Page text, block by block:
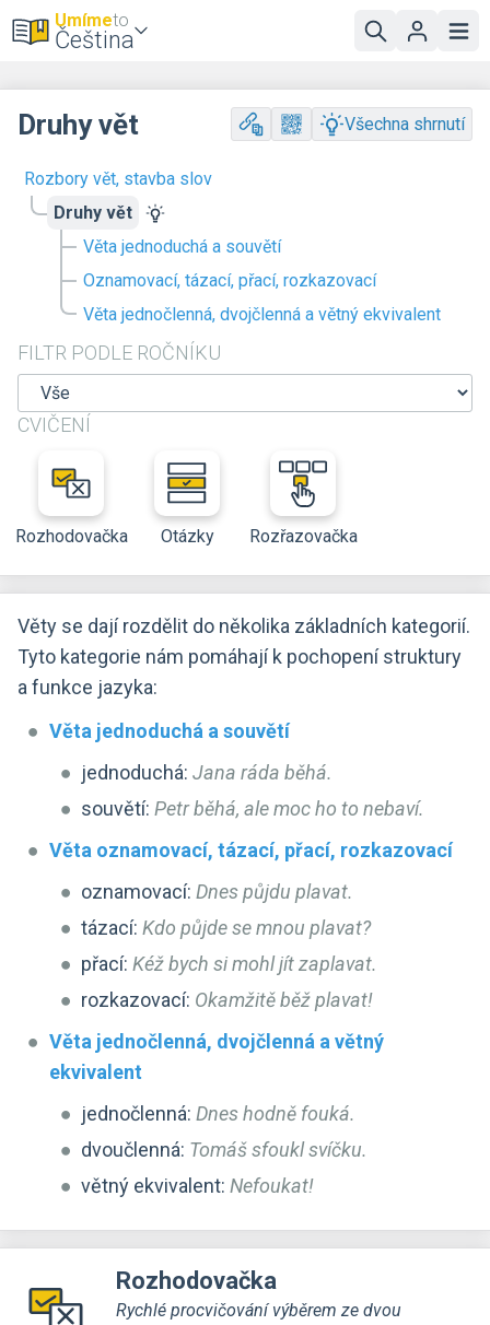
Umímeto
Čeština
Rozbory vět, stavba slov
Druhy vět
Věta jednoduchá a souvětí
Oznamovací, tázací, přací, rozkazovací
Věta jednočlenná, dvojčlenná a větný ekvivalent
FILTR PODLE ROČNÍKU
CVIČENÍ
Rozhodovačka Otázky Rozřazovačka
Druhy vět Všechna shrnutí
Věty se dají rozdělit do několika základních kategorií.
Tyto kategorie nám pomáhají k pochopení struktury
a funkce jazyka:
Věta jednoduchá a souvětí
jednoduchá:Jana ráda běhá.
souvětí:Petr běhá, ale moc ho to nebaví.
Věta oznamovací, tázací, přací, rozkazovací
oznamovací:Dnes půjdu plavat.
tázací:Kdo půjde se mnou plavat?
přací:Kéž bych si mohl jít zaplavat.
rozkazovací: Okamžitě běž plavat!
Věta jednočlenná, dvojčlenná a větný
ekvivalent
jednočlenná:Dnes hodně fouká.
dvoučlenná: Tomáš sfoukl svíčku.
větný ekvivalent:Nefoukat!
Rozhodovačka
Rychlé procvičování výběrem ze dvou